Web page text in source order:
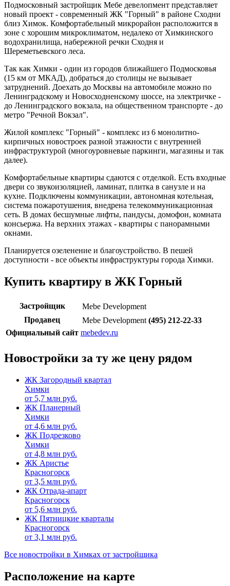
Подмосковный застройщик Мебе девелопмент представляет
новый проект - современный ЖК "Горный" в районе Сходни
близ Химок. Комфортабельный микрорайон расположится в
зоне с хорошим микроклиматом, недалеко от Химкинского
водохранилища, набережной речки Сходня и
Шереметьевского леса.
Так как Химки - один из городов ближайшего Подмосковья
(15 км от МКАД), добраться до столицы не вызывает
затруднений. Доехать до Москвы на автомобиле можно по
Ленинградскому и Новосходненскому шоссе, на электричке -
до Ленинградского вокзала, на общественном транспорте - до
метро "Речной Вокзал".
Жилой комплекс "Горный" - комплекс из 6 монолитно-
кирпичных новостроек разной этажности с внутренней
инфраструктурой (многоуровневые паркинги, магазины и так
далее).
Комфортабельные квартиры сдаются с отделкой. Есть входные
двери со звукоизоляцией, ламинат, плитка в санузле и на
кухне. Подключены коммуникации, автономная котельная,
система пожаротушения, внедрена телекоммуникационная
сеть. В домах бесшумные лифты, пандусы, домофон, комната
консьержа. На верхних этажах - квартиры с панорамными
окнами.
Планируется озеленение и благоустройство. В пешей
доступности - все объекты инфраструктуры города Химки.
Купить квартиру в ЖК Горный
Застройщик
Mebe Development
Продавец
Mebe Development (495) 212-22-33
Официальный сайт mebedev.ru
Новостройки за ту же цену рядом
ЖК Загородный квартал
Химки
от 5,7 млн руб.
ЖК Планерный
Химки
от 4,6 млн руб.
ЖК Подрезково
Химки
от 4,8 млн руб.
ЖК Аристье
Красногорск
от 3,5 млн руб.
ЖК Отрада-апарт
Красногорск
от 5,6 млн руб.
ЖК Пятницкие кварталы
Красногорск
от 3,1 млн руб.
Все новостройки в Химках от застройщика
Расположение на карте